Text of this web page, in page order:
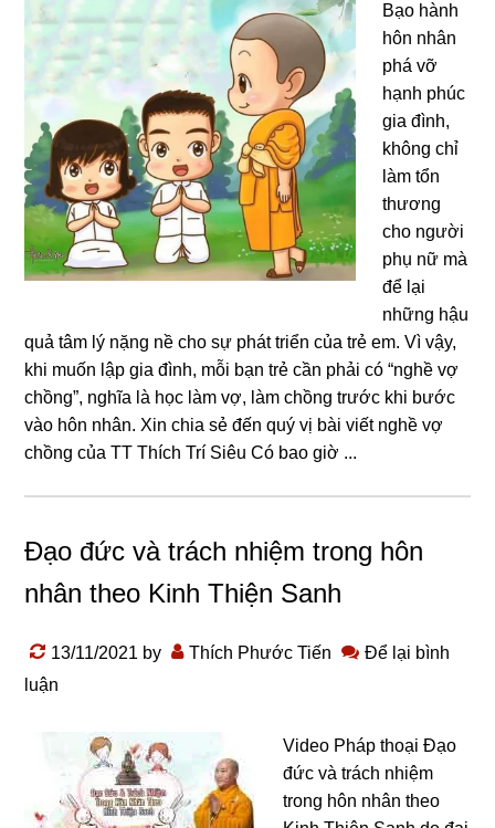
Bạo hành
hôn nhân
phá vỡ
hạnh phúc
gia đình,
không chỉ
làm tổn
thương
cho người
phụ nữ mà
để lại
những hậu
quả tâm lý nặng nề cho sự phát triển của trẻ em. Vì vậy,
khi muốn lập gia đình, mỗi bạn trẻ cần phải có “nghề vợ
chồng”, nghĩa là học làm vợ, làm chồng trước khi bước
vào hôn nhân. Xin chia sẻ đến quý vị bài viết nghề vợ
chồng của TT Thích Trí Siêu Có bao ɡiờ ...
Đạo đức và trách nhiệm trong hôn
nhân theo Kinh Thiện Sanh
13/11/2021 by Thích Phước Tiến
Để lại bình
luận
Video Pháp thoại Đạo
đức và trách nhiệm
trong hôn nhân theo